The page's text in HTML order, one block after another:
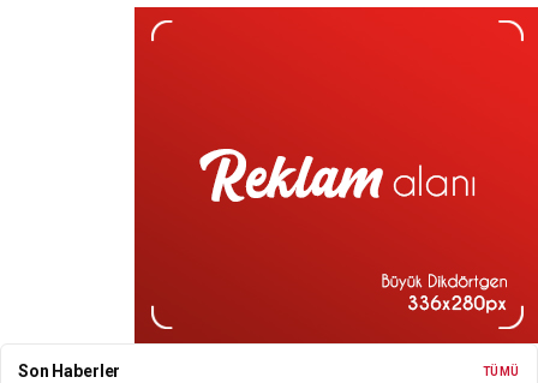
Son Haberler TÜMÜ